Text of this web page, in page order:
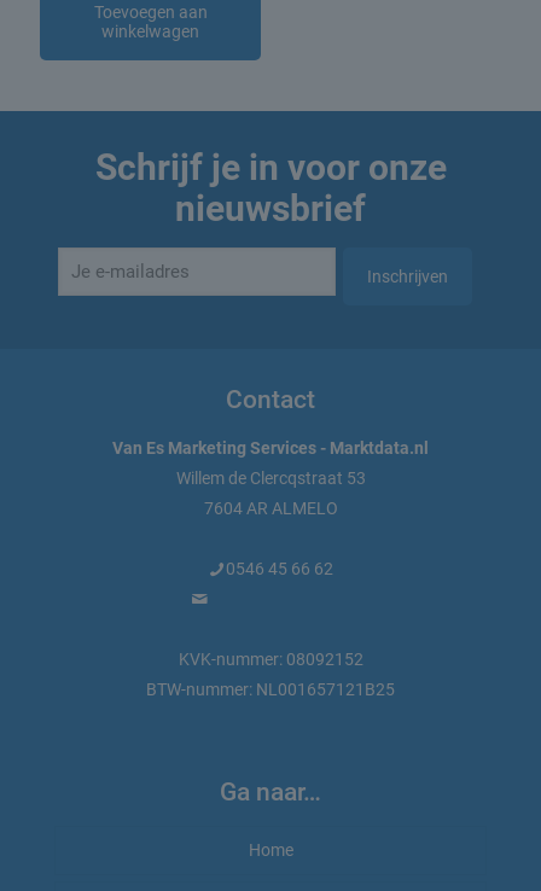
Toevoegen aan
winkelwagen
Schrijf je in voor onze
nieuwsbrief
Contact
Van Es Marketing Services - Marktdata.nl
Willem de Clercqstraat 53
7604 AR ALMELO
0546 45 66 62
KVK-nummer: 08092152
BTW-nummer: NL001657121B25
Ga naar…
Home